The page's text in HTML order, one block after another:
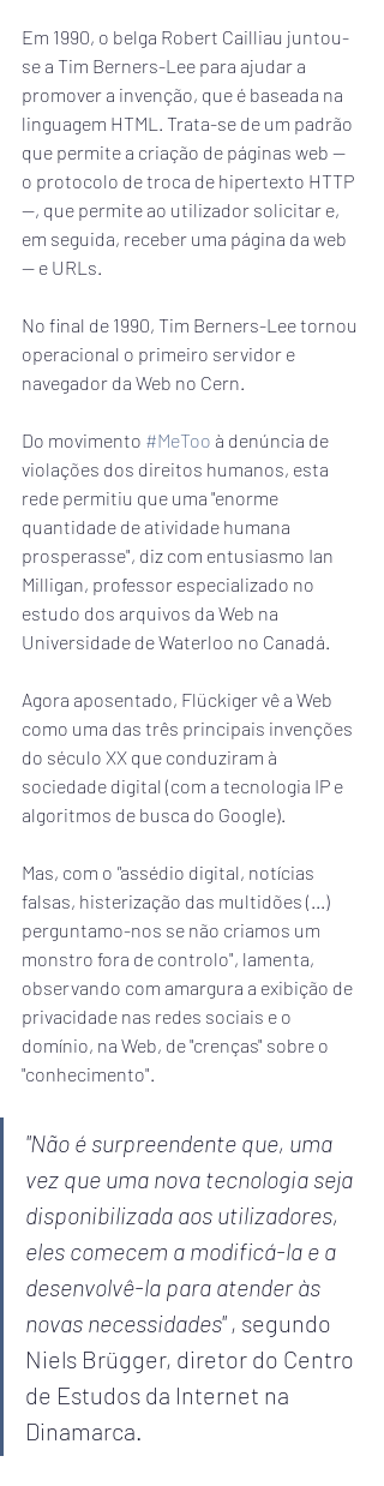
Em 1990, o belga Robert Cailliau juntou-
se a Tim Berners-Lee para ajudar a
promover a invenção, que é baseada na
linguagem HTML. Trata-se de um padrão
que permite a criação de páginas web —
o protocolo de troca de hipertexto HTTP
—, que permite ao utilizador solicitar e,
em seguida, receber uma página da web
— e URLs.
No final de 1990, Tim Berners-Lee tornou
operacional o primeiro servidor e
navegador da Web no Cern.
Do movimento #MeToo à denúncia de
violações dos direitos humanos, esta
rede permitiu que uma "enorme
quantidade de atividade humana
prosperasse", diz com entusiasmo Ian
Milligan, professor especializado no
estudo dos arquivos da Web na
Universidade de Waterloo no Canadá.
Agora aposentado, Flückiger vê a Web
como uma das três principais invenções
do século XX que conduziram à
sociedade digital (com a tecnologia IP e
algoritmos de busca do Google).
Mas, com o "assédio digital, notícias
falsas, histerização das multidões (...)
perguntamo-nos se não criamos um
monstro fora de controlo", lamenta,
observando com amargura a exibição de
privacidade nas redes sociais e o
domínio, na Web, de "crenças" sobre o
"conhecimento".
"Não é surpreendente que, uma
vez que uma nova tecnologia seja
disponibilizada aos utilizadores,
eles comecem a modificá-la e a
desenvolvê-la para atender às
novas necessidades" , segundo
Niels Brügger, diretor do Centro
de Estudos da Internet na
Dinamarca.